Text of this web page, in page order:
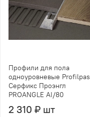
Профили для пола
одноуровневые Profilpas
Серфикс Проэнгл
PROANGLE AI/80
2 310 ₽ шт